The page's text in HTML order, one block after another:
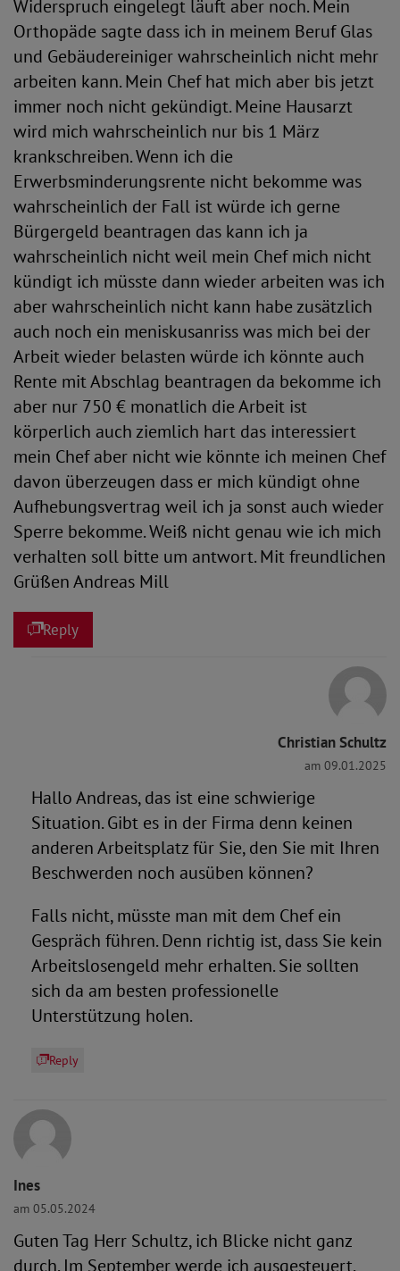
Widerspruch eingelegt läuft aber noch. Mein
Orthopäde sagte dass ich in meinem Beruf Glas
und Gebäudereiniger wahrscheinlich nicht mehr
arbeiten kann. Mein Chef hat mich aber bis jetzt
immer noch nicht gekündigt. Meine Hausarzt
wird mich wahrscheinlich nur bis 1 März
krankschreiben. Wenn ich die
Erwerbsminderungsrente nicht bekomme was
wahrscheinlich der Fall ist würde ich gerne
Bürgergeld beantragen das kann ich ja
wahrscheinlich nicht weil mein Chef mich nicht
kündigt ich müsste dann wieder arbeiten was ich
aber wahrscheinlich nicht kann habe zusätzlich
auch noch ein meniskusanriss was mich bei der
Arbeit wieder belasten würde ich könnte auch
Rente mit Abschlag beantragen da bekomme ich
aber nur 750 € monatlich die Arbeit ist
körperlich auch ziemlich hart das interessiert
mein Chef aber nicht wie könnte ich meinen Chef
davon überzeugen dass er mich kündigt ohne
Aufhebungsvertrag weil ich ja sonst auch wieder
Sperre bekomme. Weiß nicht genau wie ich mich
verhalten soll bitte um antwort. Mit freundlichen
Grüßen Andreas Mill
Reply
Christian Schultz
am 09.01.2025
Hallo Andreas, das ist eine schwierige
Situation. Gibt es in der Firma denn keinen
anderen Arbeitsplatz für Sie, den Sie mit Ihren
Beschwerden noch ausüben können?
Falls nicht, müsste man mit dem Chef ein
Gespräch führen. Denn richtig ist, dass Sie kein
Arbeitslosengeld mehr erhalten. Sie sollten
sich da am besten professionelle
Unterstützung holen.
Reply
Ines
am 05.05.2024
Guten Tag Herr Schultz, ich Blicke nicht ganz
durch. Im September werde ich ausgesteuert.